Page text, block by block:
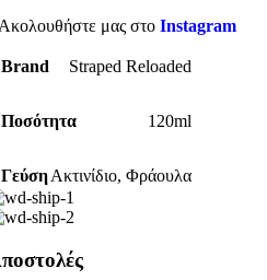
μας στο Instagram
Brand Straped Reloaded
Ποσότητα 120ml
ΓεύσηΑκτινίδιο, Φράουλα